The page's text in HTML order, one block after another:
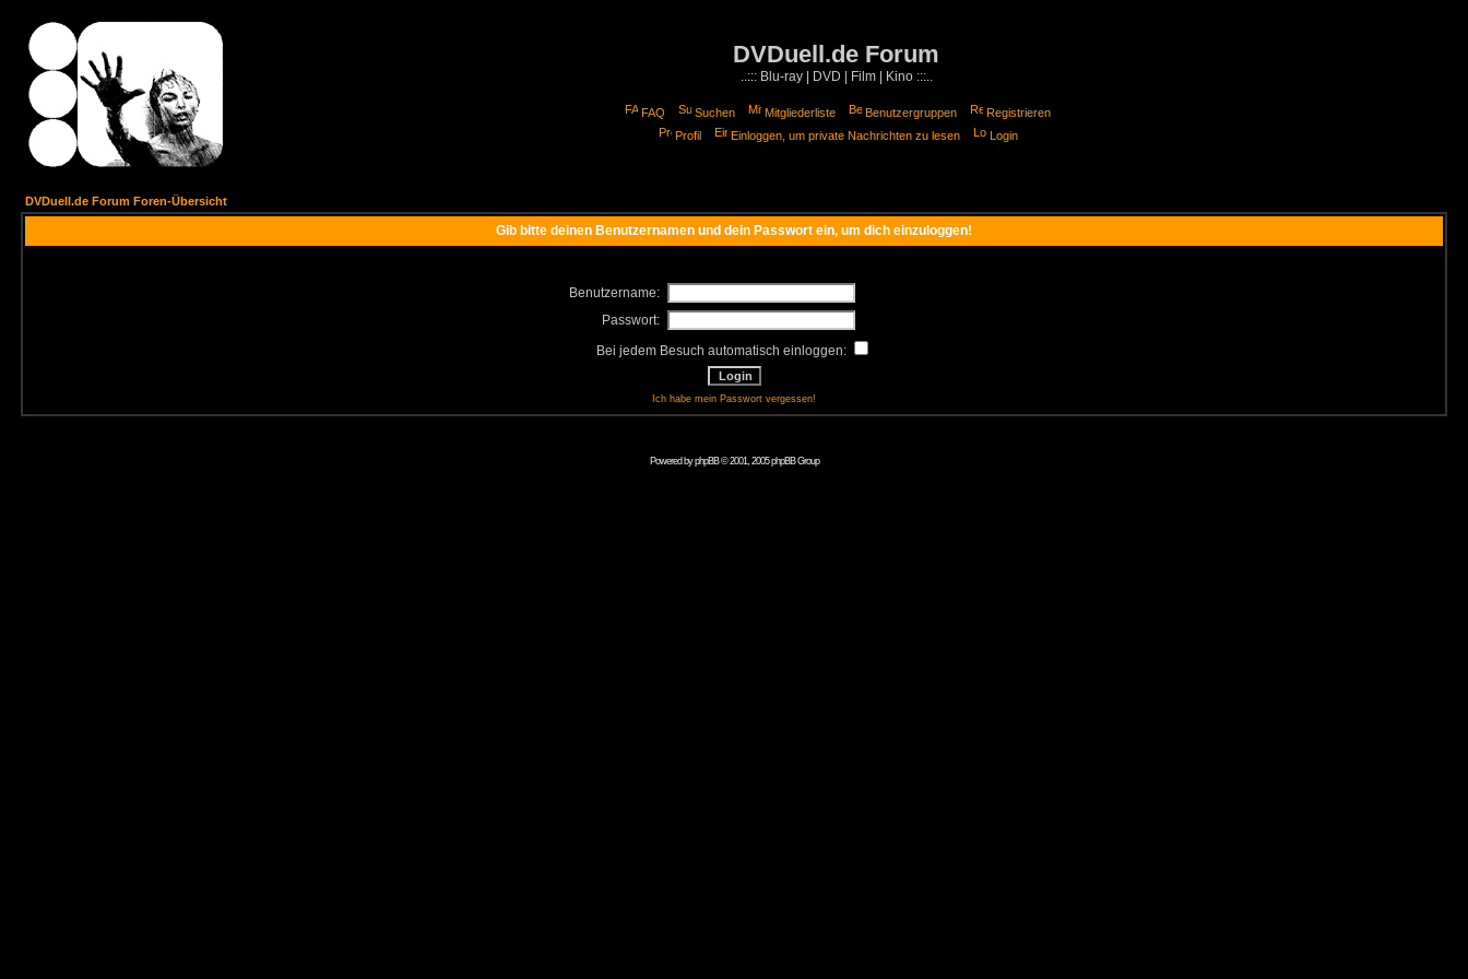
DVDuell.de Forum
..::: Blu-ray | DVD | Film | Kino :::..
FAQ Suchen Mitgliederliste Benutzergruppen
Registrieren
Profil
Einloggen, um private Nachrichten zu lesen Login
DVDuell.de Forum Foren-Übersicht
Gib bitte deinen Benutzernamen und dein Passwort ein, um dich einzuloggen!
Benutzername:
Passwort:
Bei jedem Besuch automatisch einloggen:
Ich habe mein Passwort vergessen!
Powered byphpBB© 2001, 2005 phpBB Group